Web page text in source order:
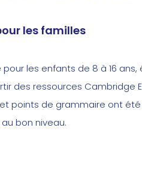
les familles
les enfants de 8 à 16
des ressources Cambridge
points de grammaire ont
bon niveau.